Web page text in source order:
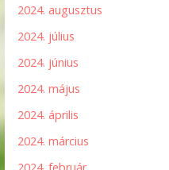
2024. augusztus
2024. július
2024. június
2024. május
2024. április
2024. március
2024. február